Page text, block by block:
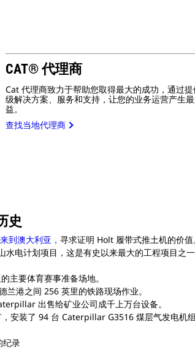
CAT® 代理商
Cat 代理商致力于帮助您取得最大的成功，通过提
级解决方案、服务和支持，让您的业务运营产生
益。
查找当地代理商
史
来到澳大利亚， 寻求证明 Holt 履带式推土机的价值
电计划项目，这是有史以来最大的工程项目之一
主要体育赛事准备场地。
港之间 256 英里的铁路现场作业。
出售给矿业公司成千上万台设备。
安装了 94 台 Caterpillar G3516 煤层气发电机
纪录